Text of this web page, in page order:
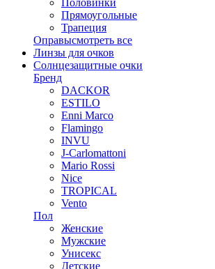
Прямоугольные
Трапеция
Оправысмотреть все
Линзы для очков
Солнцезащитные очки
Бренд
DACKOR
ESTILO
Enni Marco
Flamingo
INVU
J-Carlomattoni
Mario Rossi
Nice
TROPICAL
Vento
Пол
Женские
Мужские
Унисекс
Детские